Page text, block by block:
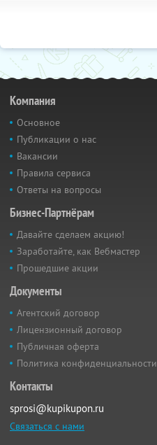
Компания
Основное
Публикации о нас
Вакансии
Правила сервиса
Ответы на вопросы
Бизнес-Партнёрам
Давайте сделаем акцию!
Заработайте, как Вебмастер
Прошедшие акции
Документы
Агентский договор
Лицензионный договор
Публичная оферта
Политика конфиденциальности
Контакты
sprosi@kupikupon.ru
Связаться с нами